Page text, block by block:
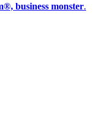
business monster.